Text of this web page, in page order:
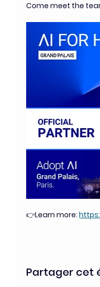
Come meet the
👉Learn more:
Partager cet